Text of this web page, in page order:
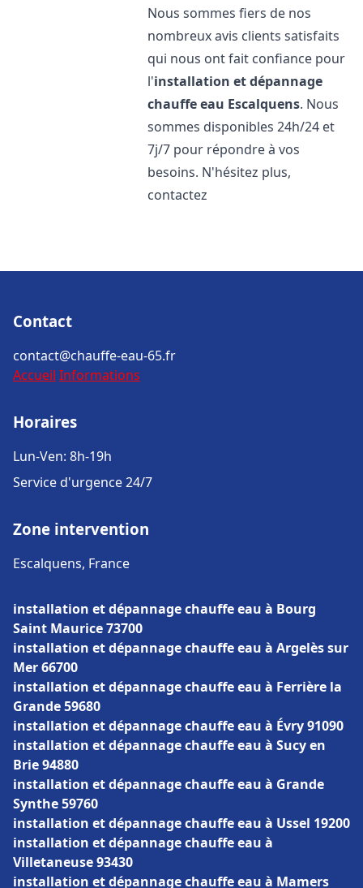
Nous sommes fiers de nos
nombreux avis clients satisfaits
qui nous ont fait confiance pour
l'installation et dépannage
chauffe eau Escalquens. Nous
sommes disponibles 24h/24 et
7j/7 pour répondre à vos
besoins. N'hésitez plus,
contactez
Contact
contact@chauffe-eau-65.fr
Accueil Informations
Horaires
Lun-Ven: 8h-19h
Service d'urgence 24/7
Zone intervention
Escalquens, France
installation et dépannage chauffe eau à Bourg
Saint Maurice 73700
installation et dépannage chauffe eau à Argelès sur
Mer 66700
installation et dépannage chauffe eau à Ferrière la
Grande 59680
installation et dépannage chauffe eau à Évry 91090
installation et dépannage chauffe eau à Sucy en
Brie 94880
installation et dépannage chauffe eau à Grande
Synthe 59760
installation et dépannage chauffe eau à Ussel 19200
installation et dépannage chauffe eau à
Villetaneuse 93430
installation et dépannage chauffe eau à Mamers